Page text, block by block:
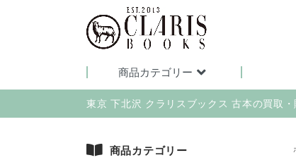
商品カテゴリー
東京 下北沢 クラリスブックス 古本の買取
商品カテゴリー